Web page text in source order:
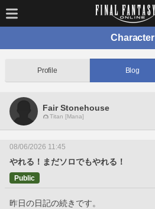
Character
Profile Blog
Fair Stonehouse
Titan [Mana]
08/06/2026 11:45
やれる！まだソロでもやれる！
Public
昨日の日記の続きです。